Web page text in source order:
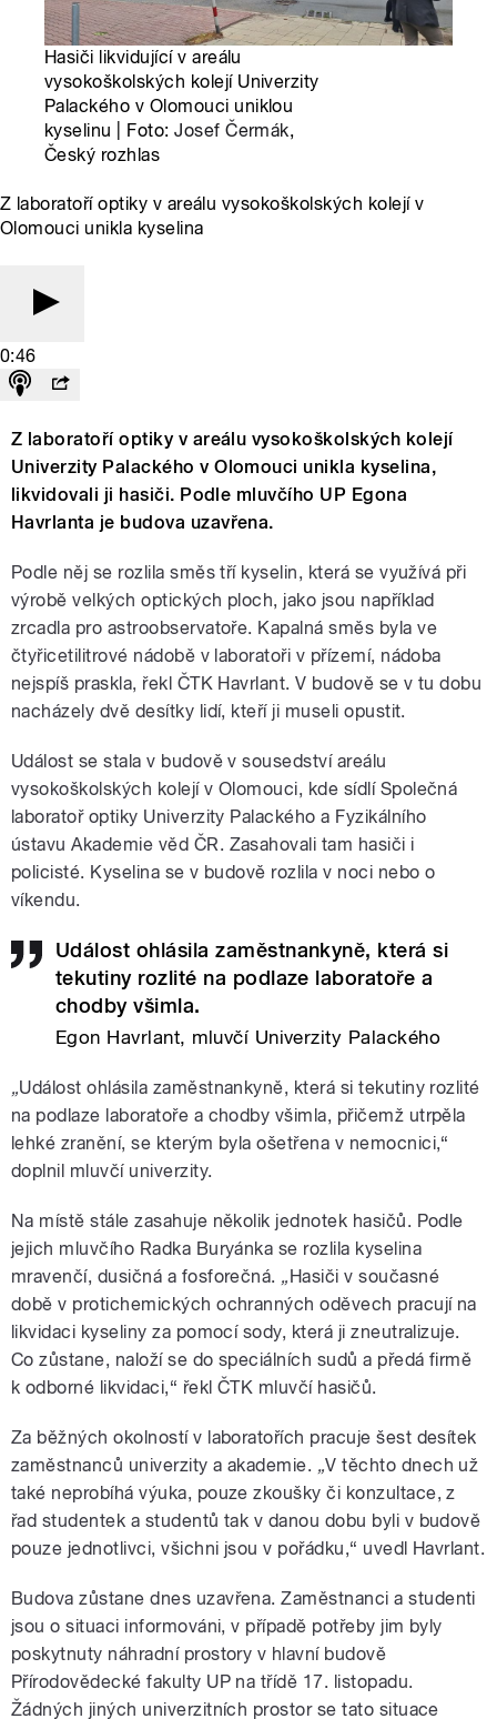
Hasiči likvidující v areálu
vysokoškolských kolejí Univerzity
Palackého v Olomouci uniklou
kyselinu | Foto:Josef Čermák,
Český rozhlas
Z laboratoří optiky v areálu vysokoškolských kolejí v
Olomouci unikla kyselina
0:46
Z laboratoří optiky v areálu vysokoškolských kolejí
Univerzity Palackého v Olomouci unikla kyselina,
likvidovali ji hasiči. Podle mluvčího UP Egona
Havrlanta je budova uzavřena.
Podle něj se rozlila směs tří kyselin, která se využívá při
výrobě velkých optických ploch, jako jsou například
zrcadla pro astroobservatoře. Kapalná směs byla ve
čtyřicetilitrové nádobě v laboratoři v přízemí, nádoba
nejspíš praskla, řekl ČTK Havrlant. V budově se v tu dobu
nacházely dvě desítky lidí, kteří ji museli opustit.
Událost se stala v budově v sousedství areálu
vysokoškolských kolejí v Olomouci, kde sídlí Společná
laboratoř optiky Univerzity Palackého a Fyzikálního
ústavu Akademie věd ČR. Zasahovali tam hasiči i
policisté. Kyselina se v budově rozlila v noci nebo o
víkendu.
Událost ohlásila zaměstnankyně, která si
tekutiny rozlité na podlaze laboratoře a
chodby všimla.
Egon Havrlant, mluvčí Univerzity Palackého
„Událost ohlásila zaměstnankyně, která si tekutiny rozlité
na podlaze laboratoře a chodby všimla, přičemž utrpěla
lehké zranění, se kterým byla ošetřena v nemocnici,“
doplnil mluvčí univerzity.
Na místě stále zasahuje několik jednotek hasičů. Podle
jejich mluvčího Radka Buryánka se rozlila kyselina
mravenčí, dusičná a fosforečná. „ Hasiči v současné
době v protichemických ochranných oděvech pracují na
likvidaci kyseliny za pomocí sody, která ji zneutralizuje.
Co zůstane, naloží se do speciálních sudů a předá firmě
k odborné likvidaci,“ řekl ČTK mluvčí hasičů.
Za běžných okolností v laboratořích pracuje šest desítek
zaměstnanců univerzity a akademie. „V těchto dnech už
také neprobíhá výuka, pouze zkoušky či konzultace, z
řad studentek a studentů tak v danou dobu byli v budově
pouze jednotlivci, všichni jsou v pořádku,“ uvedl Havrlant.
Budova zůstane dnes uzavřena. Zaměstnanci a studenti
jsou o situaci informováni, v případě potřeby jim byly
poskytnuty náhradní prostory v hlavní budově
Přírodovědecké fakulty UP na třídě 17. listopadu.
Žádných jiných univerzitních prostor se tato situace